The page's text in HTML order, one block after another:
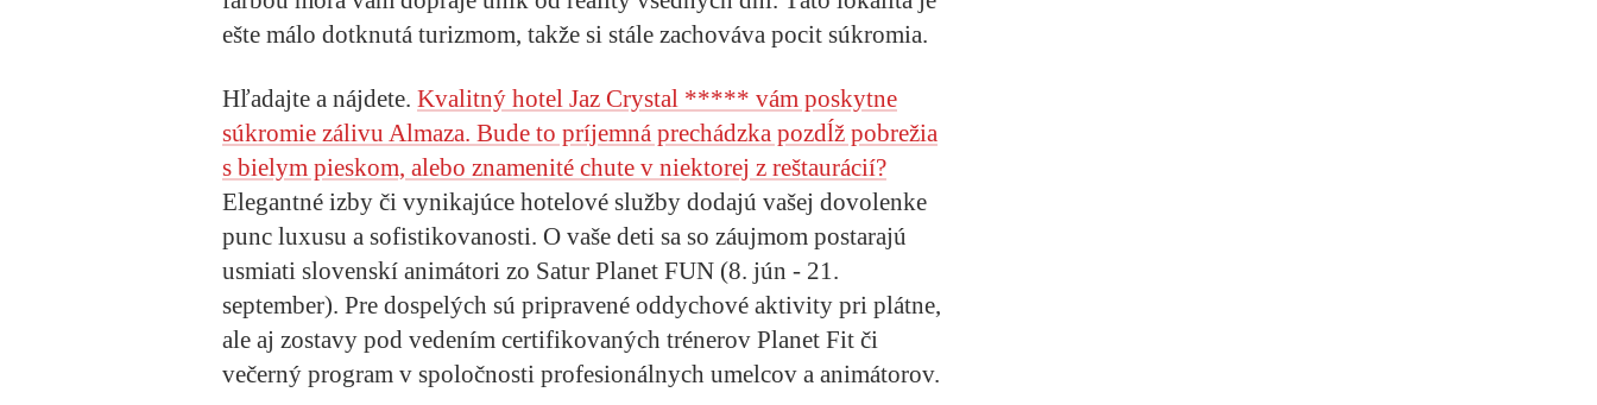
ešte málo dotknutá turizmom, takže si stále zachováva pocit súkromia.
Hľadajte a nájdete. Kvalitný hotel Jaz Crystal ***** vám poskytne
súkromie zálivu Almaza. Bude to príjemná prechádzka pozdĺž pobrežia
s bielym pieskom, alebo znamenité chute v niektorej z reštaurácií?
Elegantné izby či vynikajúce hotelové služby dodajú vašej dovolenke
punc luxusu a sofistikovanosti. O vaše deti sa so záujmom postarajú
usmiati slovenskí animátori zo Satur Planet FUN (8. jún - 21.
september). Pre dospelých sú pripravené oddychové aktivity pri plátne,
ale aj zostavy pod vedením certifikovaných trénerov Planet Fit či
večerný program v spoločnosti profesionálnych umelcov a animátorov.